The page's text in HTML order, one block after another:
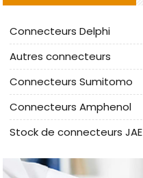
Connecteurs Delphi
Autres connecteurs
Connecteurs Sumitomo
Connecteurs Amphenol
Stock de connecteurs JAE